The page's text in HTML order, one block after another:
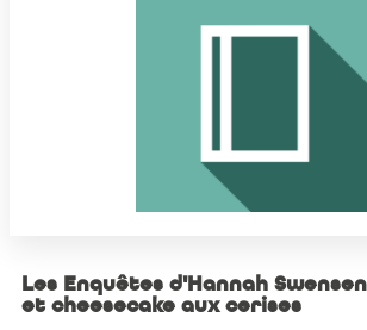
Les Enquêtes d'Hannah
et cheesecake aux cerises